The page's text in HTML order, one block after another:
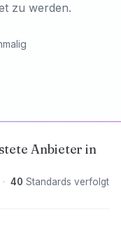
zu werden.
Anbieter in
· 40 Standards verfolgt